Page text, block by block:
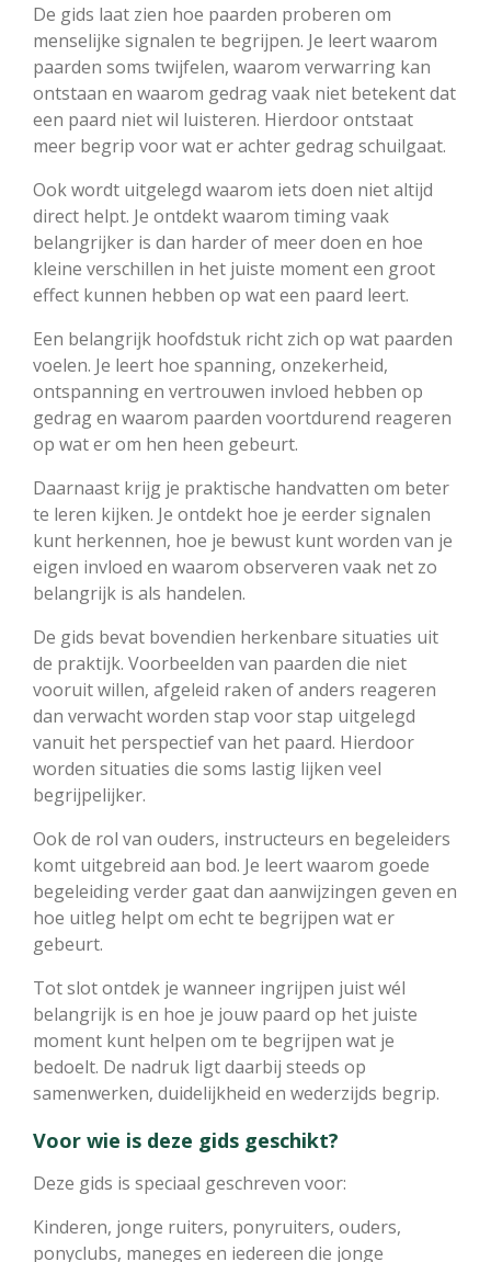
De gids laat zien hoe paarden proberen om
menselijke signalen te begrijpen. Je leert waarom
paarden soms twijfelen, waarom verwarring kan
ontstaan en waarom gedrag vaak niet betekent dat
een paard niet wil luisteren. Hierdoor ontstaat
meer begrip voor wat er achter gedrag schuilgaat.
Ook wordt uitgelegd waarom iets doen niet altijd
direct helpt. Je ontdekt waarom timing vaak
belangrijker is dan harder of meer doen en hoe
kleine verschillen in het juiste moment een groot
effect kunnen hebben op wat een paard leert.
Een belangrijk hoofdstuk richt zich op wat paarden
voelen. Je leert hoe spanning, onzekerheid,
ontspanning en vertrouwen invloed hebben op
gedrag en waarom paarden voortdurend reageren
op wat er om hen heen gebeurt.
Daarnaast krijg je praktische handvatten om beter
te leren kijken. Je ontdekt hoe je eerder signalen
kunt herkennen, hoe je bewust kunt worden van je
eigen invloed en waarom observeren vaak net zo
belangrijk is als handelen.
De gids bevat bovendien herkenbare situaties uit
de praktijk. Voorbeelden van paarden die niet
vooruit willen, afgeleid raken of anders reageren
dan verwacht worden stap voor stap uitgelegd
vanuit het perspectief van het paard. Hierdoor
worden situaties die soms lastig lijken veel
begrijpelijker.
Ook de rol van ouders, instructeurs en begeleiders
komt uitgebreid aan bod. Je leert waarom goede
begeleiding verder gaat dan aanwijzingen geven en
hoe uitleg helpt om echt te begrijpen wat er
gebeurt.
Tot slot ontdek je wanneer ingrijpen juist wél
belangrijk is en hoe je jouw paard op het juiste
moment kunt helpen om te begrijpen wat je
bedoelt. De nadruk ligt daarbij steeds op
samenwerken, duidelijkheid en wederzijds begrip.
Voor wie is deze gids geschikt?
Deze gids is speciaal geschreven voor:
Kinderen, jonge ruiters, ponyruiters, ouders,
ponyclubs, maneges en iedereen die jonge